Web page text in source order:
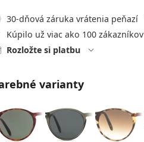
30-dňová záruka vrátenia peňazí
Kúpilo už viac ako 100 zákazníkov
Rozložte si platbu
varianty